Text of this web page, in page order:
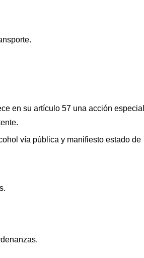
en su artículo 57 una acción especial
vía pública y manifiesto estado de